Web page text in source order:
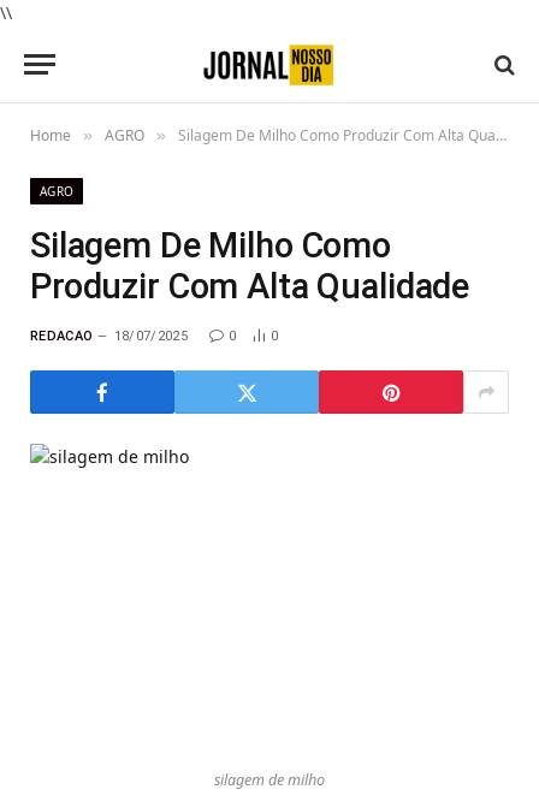
\\
Home » AGRO » Silagem De Milho Como Produzir Com Alta Qualidade
AGRO
Silagem De Milho Como
Produzir Com Alta Qualidade
REDACAO 18/07/2025 0 0
silagem de milho